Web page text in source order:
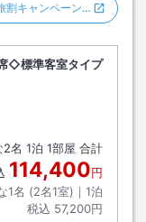
割キャンペーン…
◇標準客室タイプ
2名 1泊 1部屋 合計
114,400円
1名 (2名1室)｜ 1泊
税込 57,200円